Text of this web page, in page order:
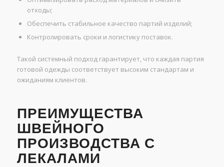
отходы;
Обеспечить стабильное качество партий изделий;
Контролировать сроки и логистику поставок.
Такой системный подход гарантирует, что каждая партия
готовой одежды соответствует высоким стандартам и
ожиданиям клиентов.
ПРЕИМУЩЕСТВА
ШВЕЙНОГО
ПРОИЗВОДСТВА С
ЛЕКАЛАМИ